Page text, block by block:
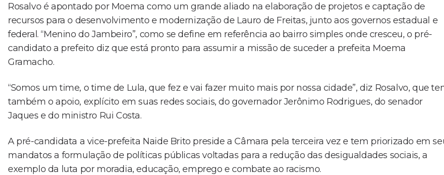
Rosalvo é apontado por Moema como um grande aliado na elaboração de projetos e captação de
recursos para o desenvolvimento e modernização de Lauro de Freitas, junto aos governos estadual e
federal. “Menino do Jambeiro”, como se define em referência ao bairro simples onde cresceu, o pré-
candidato a prefeito diz que está pronto para assumir a missão de suceder a prefeita Moema
Gramacho.
“Somos um time, o time de Lula, que fez e vai fazer muito mais por nossa cidade”, diz Rosalvo, que
também o apoio, explícito em suas redes sociais, do governador Jerônimo Rodrigues, do senador
Jaques e do ministro Rui Costa.
A pré-candidata a vice-prefeita Naide Brito preside a Câmara pela terceira vez e tem priorizado em
mandatos a formulação de políticas públicas voltadas para a redução das desigualdades sociais, a
exemplo da luta por moradia, educação, emprego e combate ao racismo.